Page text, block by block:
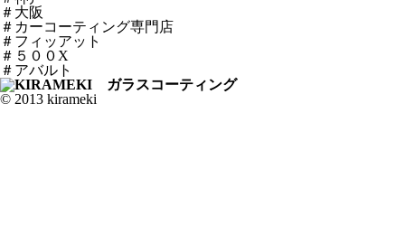
＃大阪
＃カーコーティング専門店
＃フィッアット
＃５００X
＃アバルト
© 2013 kirameki